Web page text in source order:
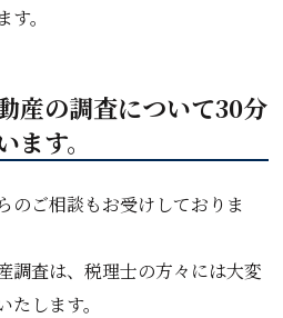
。
産の調査について30分
す。
のご相談もお受けしておりま
調査は、税理士の方々には大変
します。